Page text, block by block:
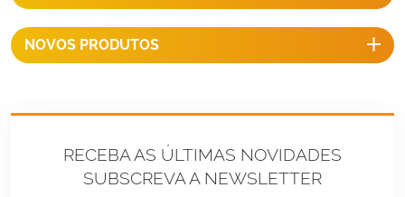
NOVOS PRODUTOS
RECEBA AS ÚLTIMAS NOVIDADES
SUBSCREVA A NEWSLETTER